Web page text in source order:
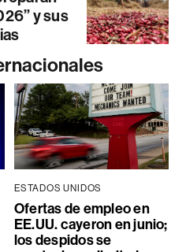
y sus
ESTADOS UNIDOS
Ofertas de empleo en
EE.UU. cayeron en junio;
los despidos se